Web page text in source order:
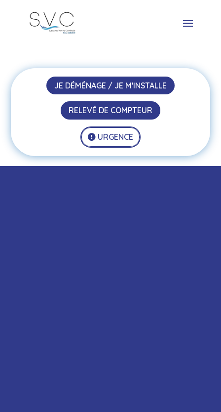
JE DÉMÉNAGE / JE M'INSTALLE
RELEVÉ DE COMPTEUR
URGENCE